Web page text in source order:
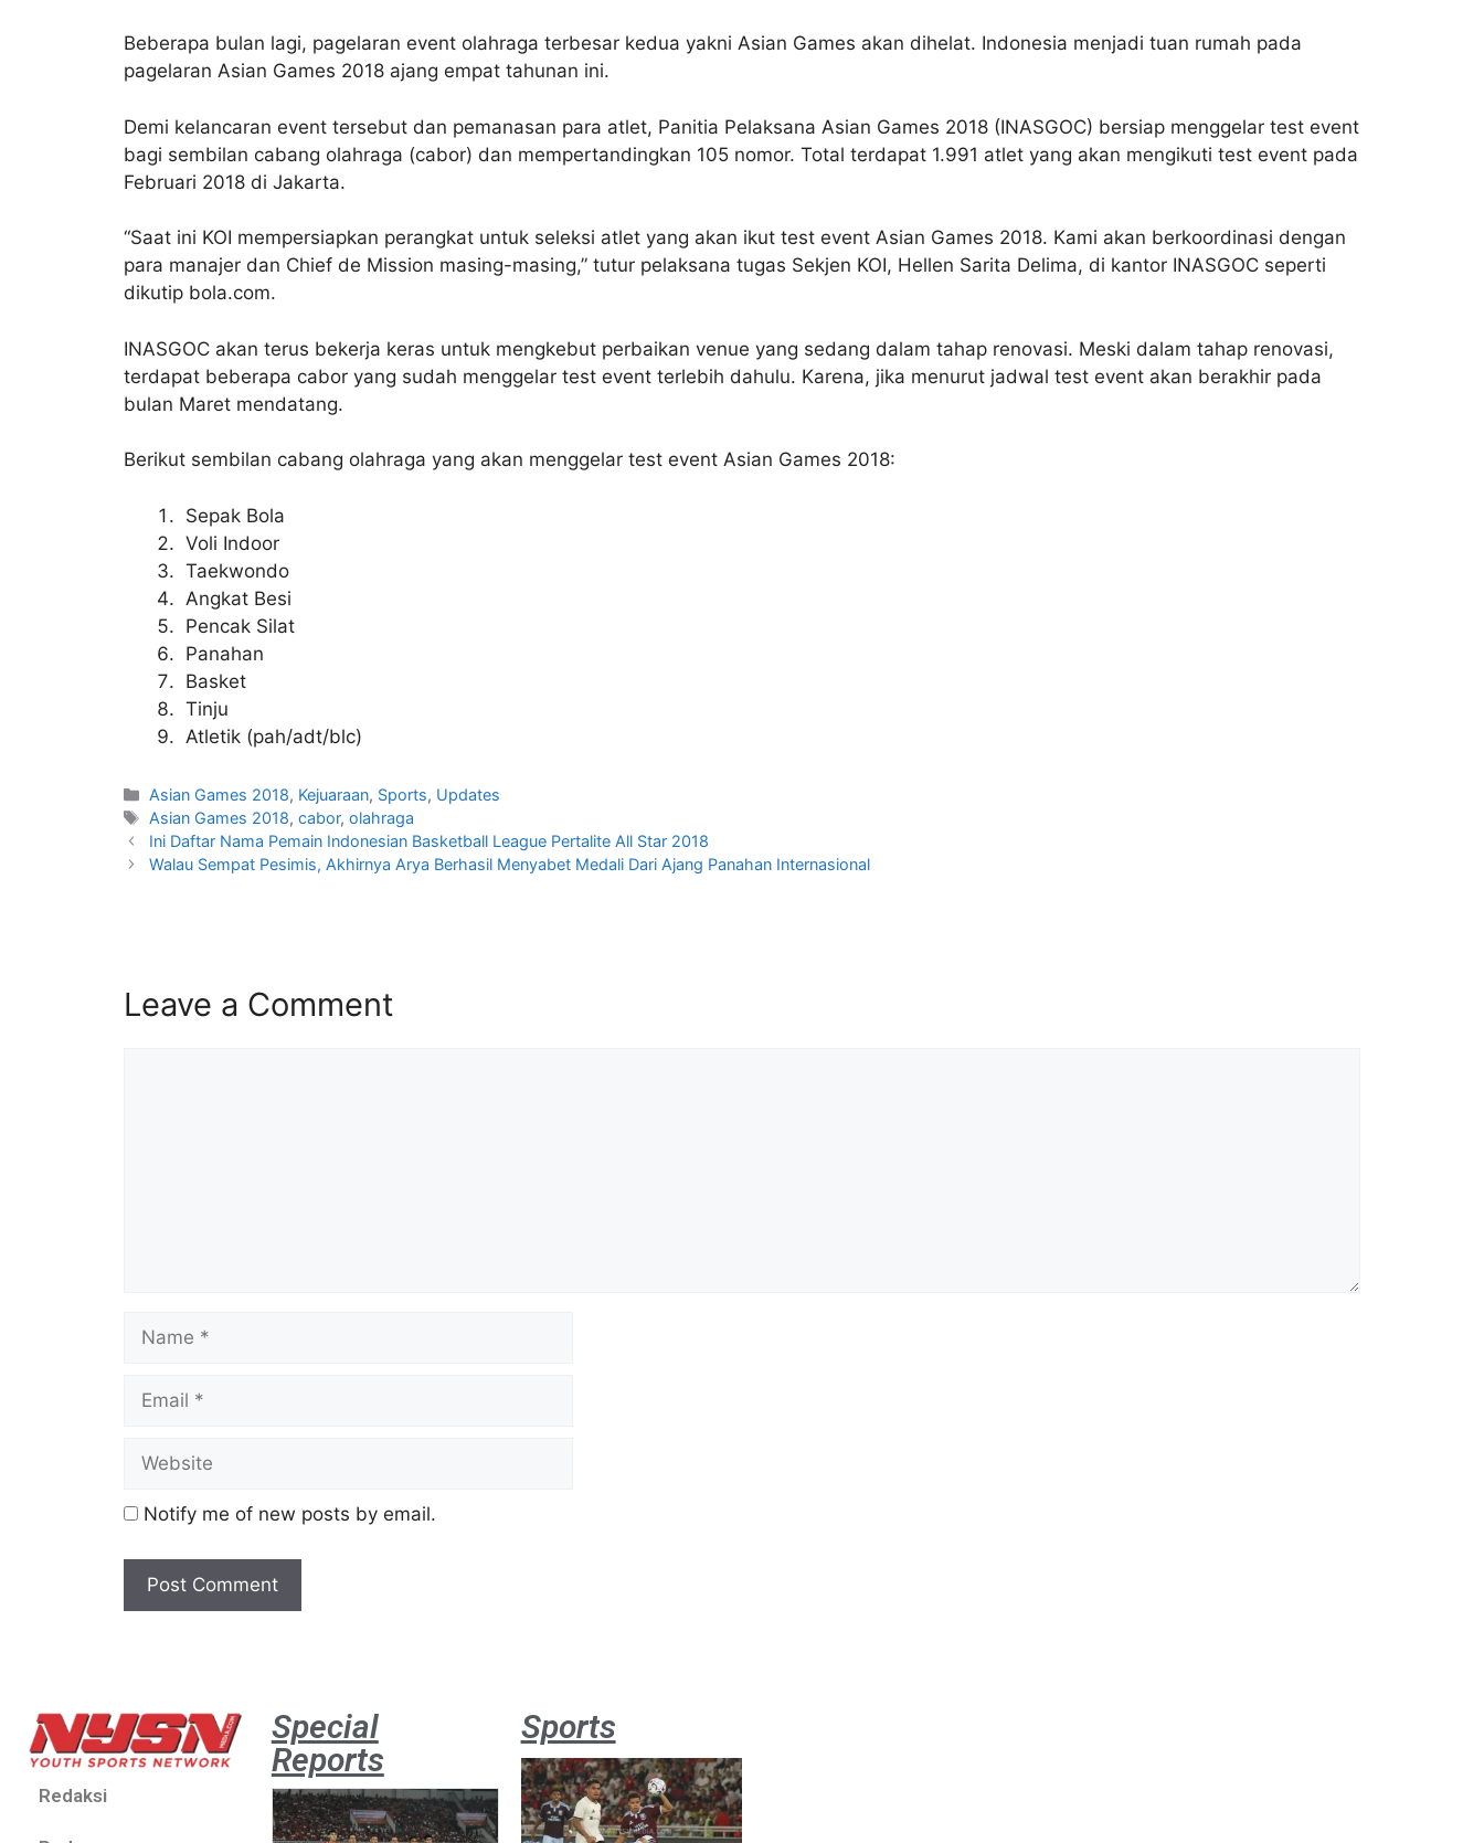
Beberapa bulan lagi, pagelaran event olahraga terbesar kedua yakni Asian Games akan dihelat. Indonesia menjadi tuan rumah pada
pagelaran Asian Games 2018 ajang empat tahunan ini.
Demi kelancaran event tersebut dan pemanasan para atlet, Panitia Pelaksana Asian Games 2018 (INASGOC) bersiap menggelar test event
bagi sembilan cabang olahraga (cabor) dan mempertandingkan 105 nomor. Total terdapat 1.991 atlet yang akan mengikuti test event pada
Februari 2018 di Jakarta.
“Saat ini KOI mempersiapkan perangkat untuk seleksi atlet yang akan ikut test event Asian Games 2018. Kami akan berkoordinasi dengan
para manajer dan Chief de Mission masing-masing,” tutur pelaksana tugas Sekjen KOI, Hellen Sarita Delima, di kantor INASGOC seperti
dikutip bola.com.
INASGOC akan terus bekerja keras untuk mengkebut perbaikan venue yang sedang dalam tahap renovasi. Meski dalam tahap renovasi,
terdapat beberapa cabor yang sudah menggelar test event terlebih dahulu. Karena, jika menurut jadwal test event akan berakhir pada
bulan Maret mendatang.
Berikut sembilan cabang olahraga yang akan menggelar test event Asian Games 2018:
Sepak Bola
Voli Indoor
Taekwondo
Angkat Besi
Pencak Silat
Panahan
Basket
Tinju
Atletik (pah/adt/blc)
Asian Games 2018, Kejuaraan, Sports, Updates
Asian Games 2018,cabor,olahraga
Ini Daftar Nama Pemain Indonesian Basketball League Pertalite All Star 2018
Walau Sempat Pesimis, Akhirnya Arya Berhasil Menyabet Medali Dari Ajang Panahan Internasional
Leave a Comment
Notify me of new posts by email.
Redaksi
Special
Reports
Sports